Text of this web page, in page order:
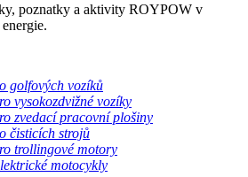
poznatky a aktivity ROYPOW v
golfových vozíků
vysokozdvižné vozíky
zvedací pracovní plošiny
čisticích strojů
trollingové motory
motocykly